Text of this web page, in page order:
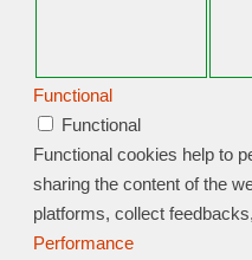
Functional
Functional
Functional cookies help to
sharing the content of the
platforms, collect
Performance